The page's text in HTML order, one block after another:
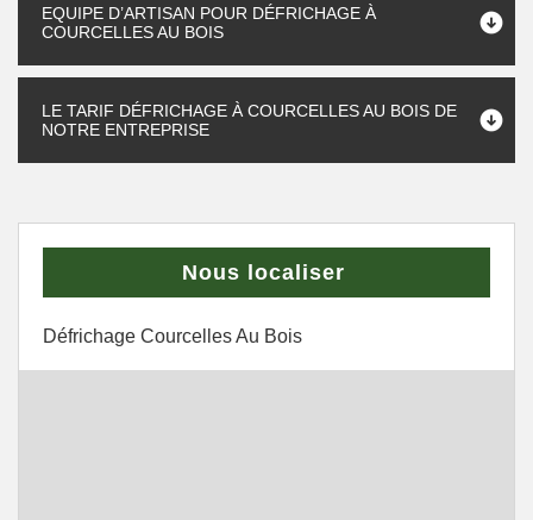
EQUIPE D’ARTISAN POUR DÉFRICHAGE À
COURCELLES AU BOIS
LE TARIF DÉFRICHAGE À COURCELLES AU BOIS DE
NOTRE ENTREPRISE
Nous localiser
Défrichage Courcelles Au Bois